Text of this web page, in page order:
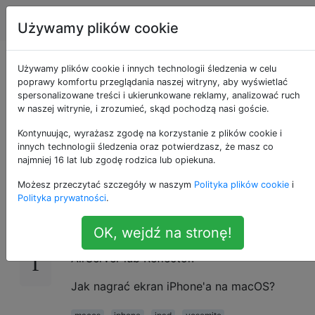
Apple Tagi
Jak nagrywać ekran
iPhone'a / iPada na
macOS?
32
System OS X Yosemite przyniósł obsługę
sposób natywny bez konieczności
korzystania z aplikacji AirPlay, takich jak
AirServer lub Reflector.
Jak nagrać ekran iPhone'a na macOS?
Używamy plików cookie
Używamy plików cookie i innych technologii śledzenia w celu
poprawy komfortu przeglądania naszej witryny, aby wyświetlać
spersonalizowane treści i ukierunkowane reklamy, analizować ruch
w naszej witrynie, i zrozumieć, skąd pochodzą nasi goście.
Kontynuując, wyrażasz zgodę na korzystanie z plików cookie i
innych technologii śledzenia oraz potwierdzasz, że masz co
najmniej 16 lat lub zgodę rodzica lub opiekuna.
Możesz przeczytać szczegóły w naszym Polityka plików cookie i
Polityka prywatności.
OK, wejdź na stronę!